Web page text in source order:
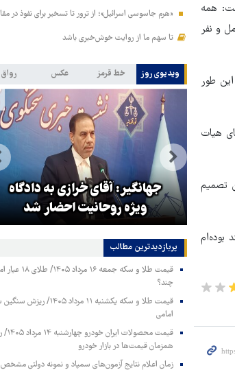
همه
و نفر
طور
هیات
تصمیم
بوده‌ام
«هرم جاسوسی اسرائیل»؛ از ترور تا تسخیر برای نفوذ در
تا سهم ما از روایت خوش‌خبری باشد
ویدیوی روز خط قرمز عکس رواق
جهانگیر: آقای خرازی به دادگاه
ویژه روحانیت احضار شد
پربازدیدترین‌ مطالب
قیمت طلا و سکه جمعه ۱۶ مرداد
چند؟
قیمت طلا و سکه یکشنبه ۱۱ مرداد ۱۴۰۵/
امامی
قیمت
همزمان قیمت‌ها در بازار خودرو
زمان اعلام نتایج آزمون‌های سمپاد و نمونه دولتی